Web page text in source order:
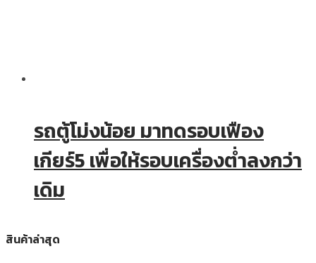
รถตู้โม่งน้อย มาทดรอบเฟือง
เกียร์5 เพื่อให้รอบเครื่องต่ำลงกว่า
เดิม
สินค้าล่าสุด